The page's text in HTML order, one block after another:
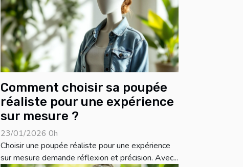
Comment choisir sa poupée
réaliste pour une expérience
sur mesure ?
23/01/2026 0h
Choisir une poupée réaliste pour une expérience
sur mesure demande réflexion et précision. Avec...